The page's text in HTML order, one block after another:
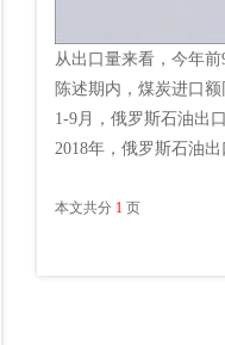
从出口量来看，今年
陈述期内，煤炭进口
1-9月，俄罗斯石油出
2018年，俄罗斯石油
本文共分 1 页